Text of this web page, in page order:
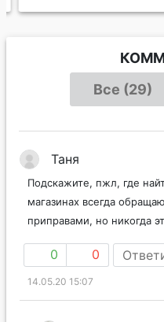
Все (29)
Таня
Подскажите, пжл, где
магазинах всегда
приправами, но никогда
0 0
14.05.20 15:07